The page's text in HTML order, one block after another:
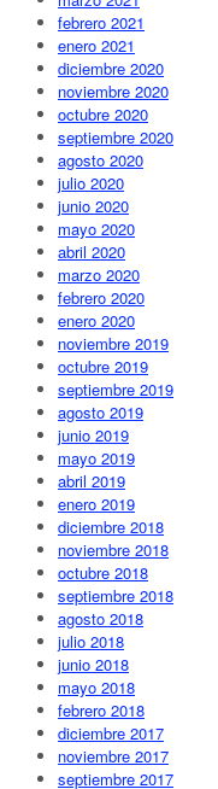
febrero 2021
enero 2021
diciembre 2020
noviembre 2020
octubre 2020
septiembre 2020
agosto 2020
julio 2020
junio 2020
mayo 2020
abril 2020
marzo 2020
febrero 2020
enero 2020
noviembre 2019
octubre 2019
septiembre 2019
agosto 2019
junio 2019
mayo 2019
abril 2019
enero 2019
diciembre 2018
noviembre 2018
octubre 2018
septiembre 2018
agosto 2018
julio 2018
junio 2018
mayo 2018
febrero 2018
diciembre 2017
noviembre 2017
septiembre 2017